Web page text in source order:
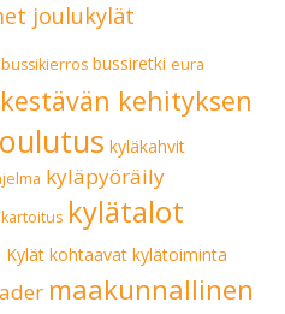
joulukylät
bussikierros bussiretki eura
kestävän kehityksen
kyläkahvit
kyläpyöräily
kylätalot
Kylät kohtaavat kylätoiminta
maakunnallinen